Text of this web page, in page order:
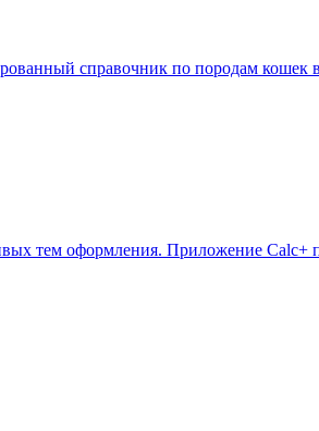
справочник по породам
тем оформления. Приложение Calc+